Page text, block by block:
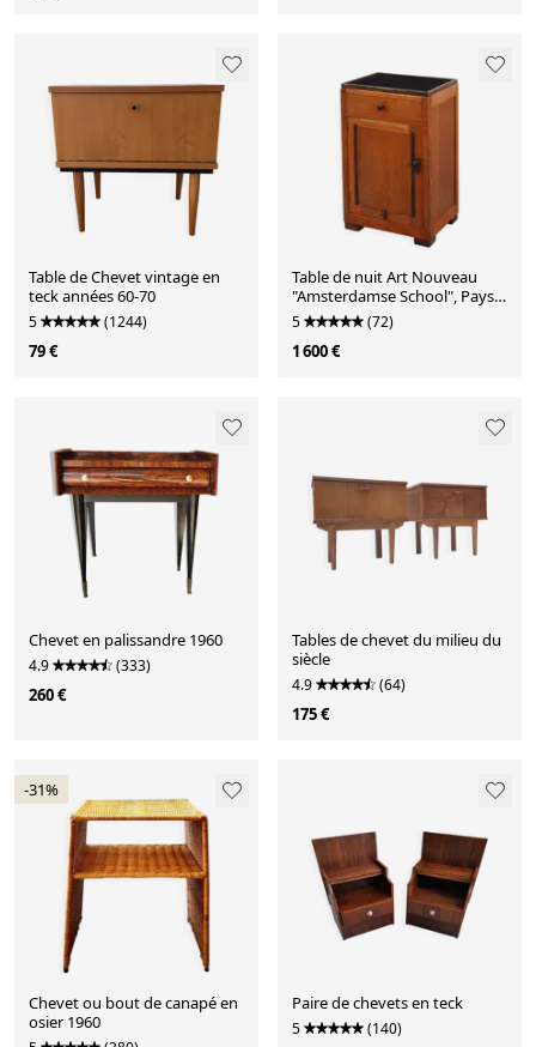
Table de Chevet vintage en
teck années 60-70
5 (1244)
79 €
Table de nuit Art Nouveau
"Amsterdamse School", Pays-
Bas vers 1925
5 (72)
1 600 €
Chevet en palissandre 1960
4.9 (333)
260 €
Tables de chevet du milieu du
siècle
4.9 (64)
175 €
-31%
Chevet ou bout de canapé en
osier 1960
Paire de chevets en teck
5 (140)